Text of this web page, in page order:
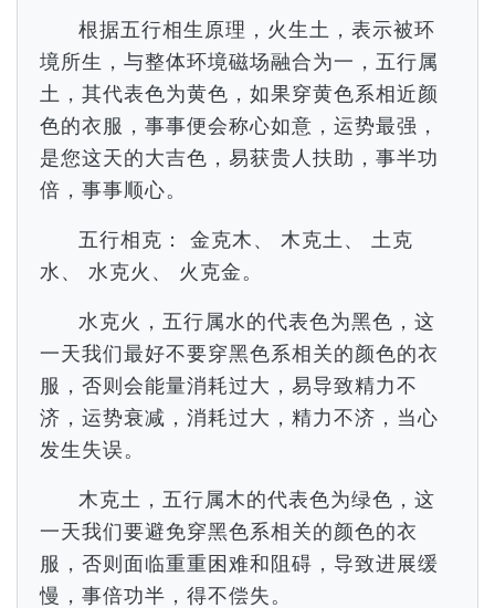
根据五行相生原理，火生土，表示被环
境所生，与整体环境磁场融合为一，五行属
土，其代表色为黄色，如果穿黄色系相近颜
色的衣服，事事便会称心如意，运势最强，
是您这天的大吉色，易获贵人扶助，事半功
倍，事事顺心。
五行相克： 金克木、 木克土、 土克
水、 水克火、 火克金。
水克火，五行属水的代表色为黑色，这
一天我们最好不要穿黑色系相关的颜色的衣
服，否则会能量消耗过大，易导致精力不
济，运势衰减，消耗过大，精力不济，当心
发生失误。
木克土，五行属木的代表色为绿色，这
一天我们要避免穿黑色系相关的颜色的衣
服，否则面临重重困难和阻碍，导致进展缓
慢，事倍功半，得不偿失。